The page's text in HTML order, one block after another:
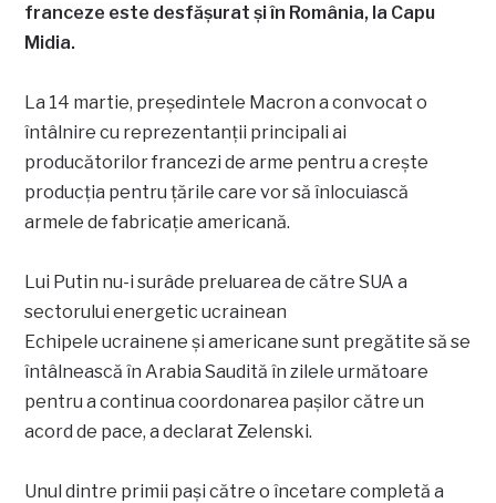
franceze este desfășurat și în România, la Capu
Midia.
La 14 martie, președintele Macron a convocat o
întâlnire cu reprezentanții principali ai
producătorilor francezi de arme pentru a crește
producția pentru țările care vor să înlocuiască
armele de fabricație americană.
Lui Putin nu-i surâde preluarea de către SUA a
sectorului energetic ucrainean
Echipele ucrainene și americane sunt pregătite să se
întâlnească în Arabia Saudită în zilele următoare
pentru a continua coordonarea pașilor către un
acord de pace, a declarat Zelenski.
Unul dintre primii pași către o încetare completă a